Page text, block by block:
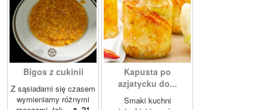
Bigos z cukinii
Z sąsiadami się czasem
wymieniamy różnymi
Kapusta po
azjatycku do...
Smaki kuchni